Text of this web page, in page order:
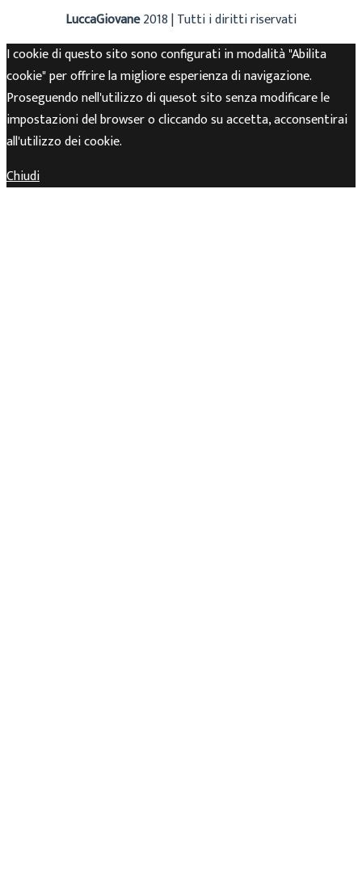
LuccaGiovane2018 | Tutti i diritti riservati
I cookie di questo sito sono configurati in modalità "Abilita
cookie" per offrire la migliore esperienza di navigazione.
Proseguendo nell'utilizzo di quesot sito senza modificare le
impostazioni del browser o cliccando su accetta, acconsentirai
all'utilizzo dei cookie.
Chiudi